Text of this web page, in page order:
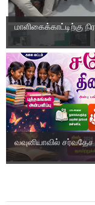
மாளிகைக்காட்டிற்கு
வவுனியாவில்